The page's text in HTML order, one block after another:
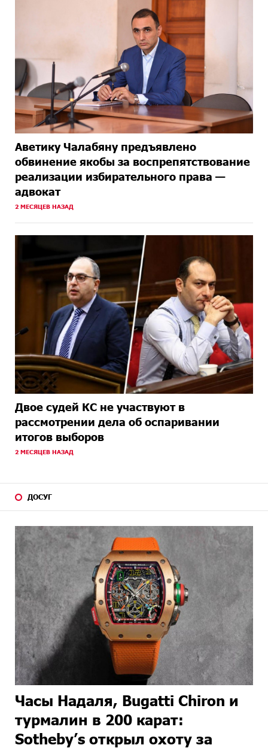
Аветику Чалабяну предъявлено
обвинение якобы за воспрепятствование
реализации избирательного права —
адвокат
2 МЕСЯЦЕВ НАЗАД
Двое судей КС не участвуют в
рассмотрении дела об оспаривании
итогов выборов
2 МЕСЯЦЕВ НАЗАД
ДОСУГ
Часы Надаля, Bugatti Chiron и
турмалин в 200 карат:
Sotheby’s открыл охоту за